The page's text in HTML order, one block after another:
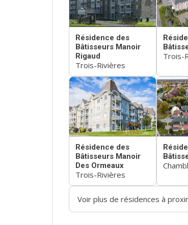
Résidence des
Bâtisseurs Manoir
Rigaud
Trois-Rivières
Trois-
Résidence des
Bâtisseurs Manoir
Des Ormeaux
Trois-Rivières
Voir plus de résidences à